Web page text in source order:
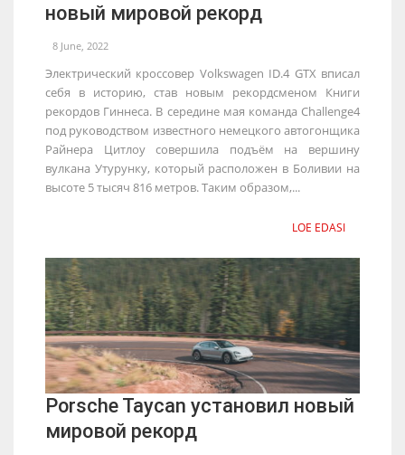
новый мировой рекорд
8 June, 2022
Электрический кроссовер Volkswagen ID.4 GTX вписал
себя в историю, став новым рекордсменом Книги
рекордов Гиннеса. В середине мая команда Challenge4
под руководством известного немецкого автогонщика
Райнера Цитлоу совершила подъём на вершину
вулкана Утурунку, который расположен в Боливии на
высоте 5 тысяч 816 метров. Таким образом,...
LOE EDASI
Porsche Taycan установил новый
мировой рекорд